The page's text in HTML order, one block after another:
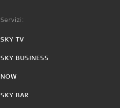
Servizi:
SKY TV
SKY BUSINESS
NOW
SKY BAR